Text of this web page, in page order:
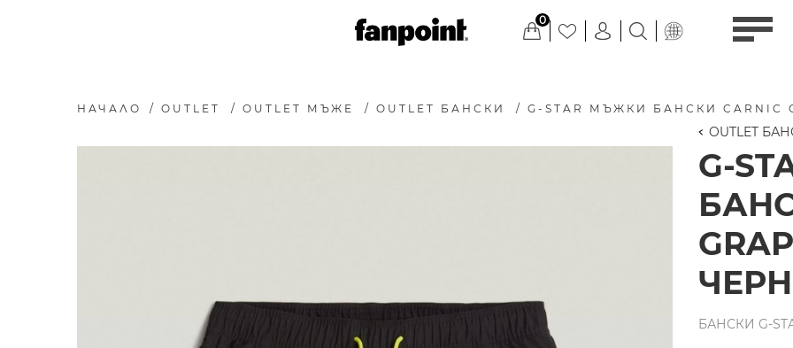
0
НАЧАЛО / OUTLET / OUTLET МЪЖЕ / OUTLET БАНСКИ / G-STAR МЪЖКИ БАНСКИ CARNIC
OUTLET
G-
БАНСКИ G-